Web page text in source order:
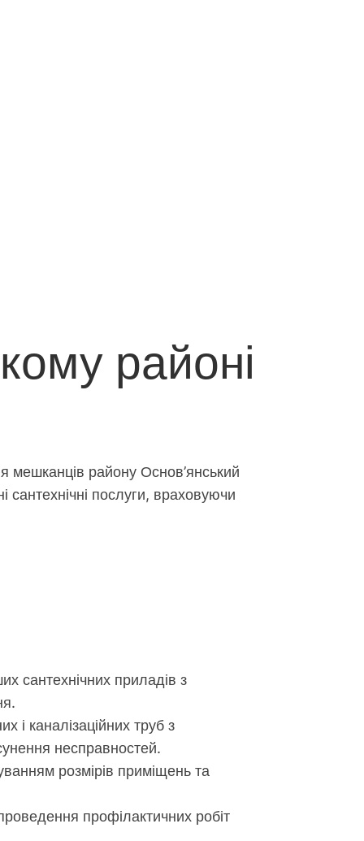
районі
мешканців району Основ’янський
послуги, враховуючи
сантехнічних приладів з
і каналізаційних труб з
несправностей.
розмірів приміщень та
профілактичних робіт